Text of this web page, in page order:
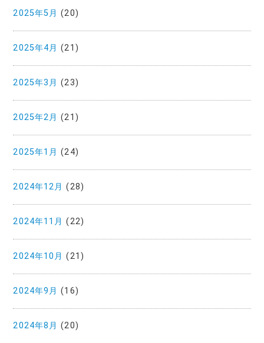
2025年5月 (20)
2025年4月 (21)
2025年3月 (23)
2025年2月 (21)
2025年1月 (24)
2024年12月 (28)
2024年11月 (22)
2024年10月 (21)
2024年9月 (16)
2024年8月 (20)